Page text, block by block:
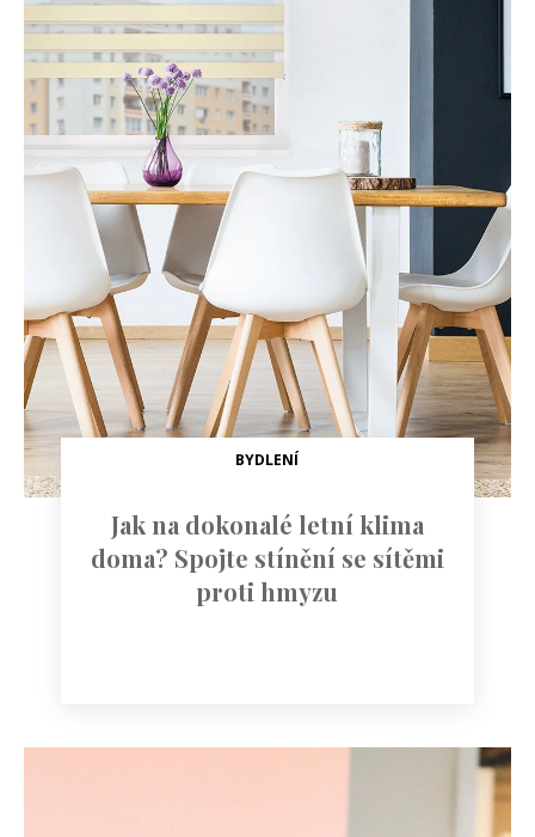
BYDLENÍ
Jak na dokonalé letní klima
doma? Spojte stínění se sítěmi
proti hmyzu